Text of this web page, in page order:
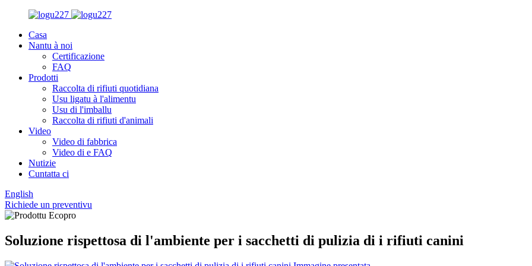
Casa
Nantu à noi
Certificazione
FAQ
Prodotti
Raccolta di rifiuti quotidiana
Usu ligatu à l'alimentu
Usu di l'imballu
Raccolta di rifiuti d'animali
Video
Video di fabbrica
Video di e FAQ
Nutizie
Cuntatta ci
English
Richiede un preventivu
Soluzione rispettosa di l'ambiente per i sacchetti di pulizia di i rifiuti canini